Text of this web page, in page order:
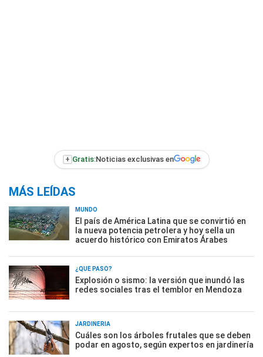
+ Gratis:Noticias exclusivas en
MÁS LEÍDAS
MUNDO
El país de América Latina que se convirtió en
la nueva potencia petrolera y hoy sella un
acuerdo histórico con Emiratos Árabes
¿QUÉ PASÓ?
Explosión o sismo: la versión que inundó las
redes sociales tras el temblor en Mendoza
JARDINERÍA
Cuáles son los árboles frutales que se deben
podar en agosto, según expertos en jardinería